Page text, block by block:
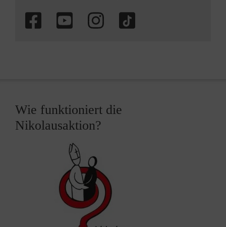
Wie funktioniert die
Nikolausaktion?